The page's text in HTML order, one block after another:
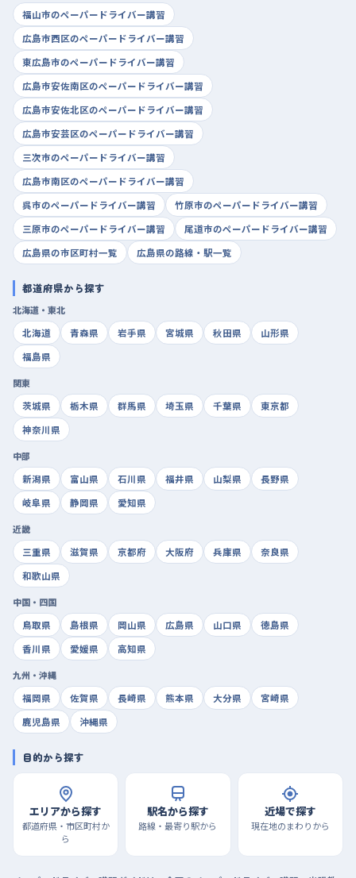
福山市のペーパードライバー講習
広島市西区のペーパードライバー講習
東広島市のペーパードライバー講習
広島市安佐南区のペーパードライバー講習
広島市安佐北区のペーパードライバー講習
広島市安芸区のペーパードライバー講習
三次市のペーパードライバー講習
広島市南区のペーパードライバー講習
呉市のペーパードライバー講習
竹原市のペーパードライバー講習
三原市のペーパードライバー講習
尾道市のペーパードライバー講習
広島県の市区町村一覧
広島県の路線・駅一覧
都道府県から探す
北海道・東北
北海道
青森県 岩手県 宮城県 秋田県
山形県
福島県
関東
茨城県
栃木県 群馬県 埼玉県 千葉県
東京都
神奈川県
中部
新潟県
富山県 石川県 福井県 山梨県
長野県
岐阜県
静岡県 愛知県
近畿
三重県
滋賀県 京都府 大阪府 兵庫県
奈良県
和歌山県
中国・四国
鳥取県
島根県 岡山県 広島県 山口県
徳島県
香川県
愛媛県 高知県
九州・沖縄
福岡県
佐賀県 長崎県 熊本県 大分県
宮崎県
鹿児島県
沖縄県
目的から探す
エリアから探す
都道府県・市区町村か
ら
駅名から探す
路線・最寄り駅から
近場で探す
現在地のまわりから